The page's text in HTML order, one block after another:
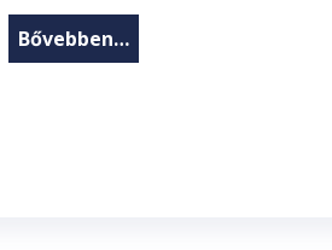
Bővebben…